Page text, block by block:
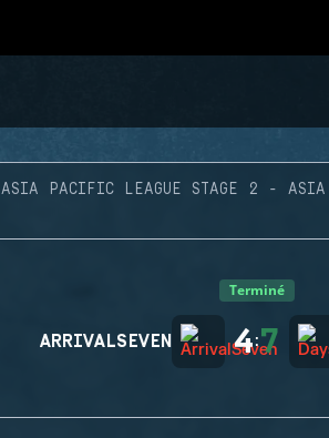
ASIA PACIFIC LEAGUE STAGE 2 - ASIA
Terminé
ARRIVALSEVEN 4:7